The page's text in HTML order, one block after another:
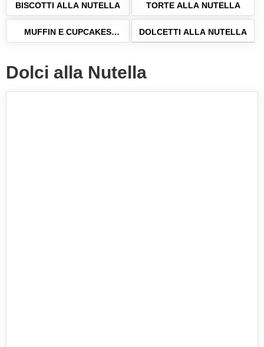
BISCOTTI ALLA NUTELLA TORTE ALLA NUTELLA
MUFFIN E CUPCAKES
ALLA NUTELLA
DOLCETTI ALLA NUTELLA
Dolci alla Nutella